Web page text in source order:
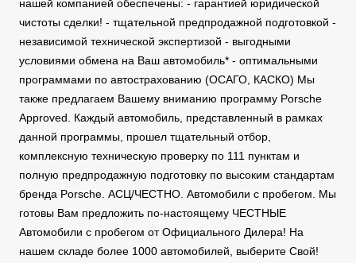
нашей компанией обеспечены: - гарантией юридической
чистоты сделки! - тщательной предпродажной подготовкой -
независимой технической экспертизой - выгодными
условиями обмена на Ваш автомобиль* - оптимальными
программами по автострахованию (ОСАГО, КАСКО) Мы
также предлагаем Вашему вниманию программу Porsche
Approved. Каждый автомобиль, представленный в рамках
данной программы, прошел тщательный отбор,
комплексную техническую проверку по 111 пунктам и
полную предпродажную подготовку по высоким стандартам
бренда Porsche. АСЦ/ЧЕСТНО. Автомобили с пробегом. Мы
готовы Вам предложить по-настоящему ЧЕСТНЫЕ
Автомобили с пробегом от Официального Дилера! На
нашем складе более 1000 автомобилей, выберите Свой!